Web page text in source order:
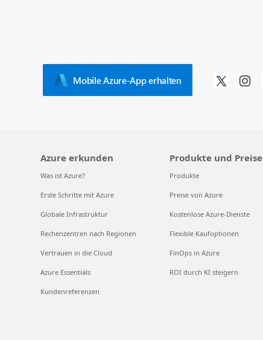
Mobile Azure-App erhalten
Azure erkunden
Was ist Azure?
Erste Schritte mit Azure
Globale Infrastruktur
Rechenzentren nach Regionen
Vertrauen in die Cloud
Azure Essentials
Kundenreferenzen
Produkte und Preise
Produkte
Preise von Azure
Kostenlose Azure-Dienste
Flexible Kaufoptionen
FinOps in Azure
ROI durch KI steigern